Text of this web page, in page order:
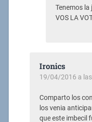
Tenemos la
VOS LA
Ironics
19/04/2016 a
Comparto los
los venia
que este imbecil